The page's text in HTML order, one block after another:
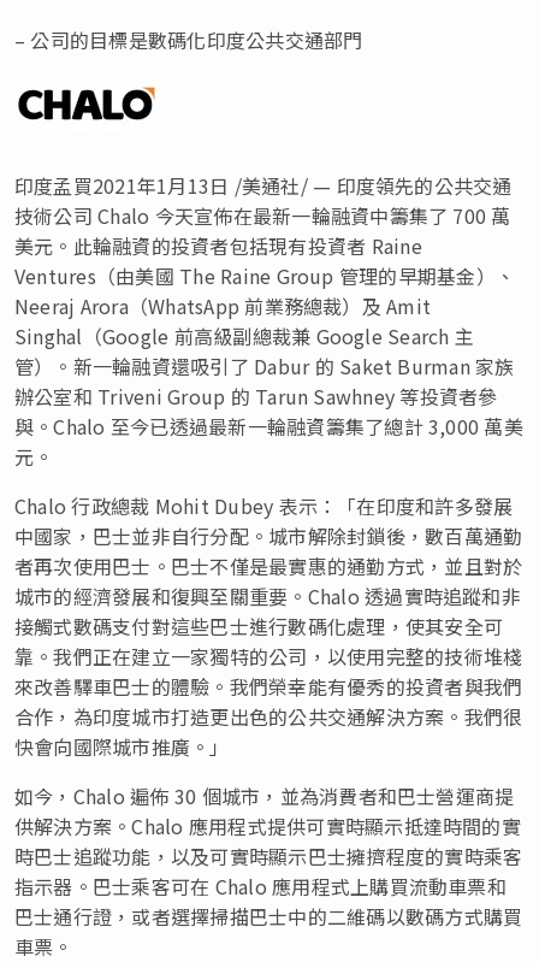
– 公司的目標是數碼化印度公共交通部門
印度孟買2021年1月13日 /美通社/ — 印度領先的公共交通
技術公司 Chalo 今天宣佈在最新一輪融資中籌集了 700 萬
美元。此輪融資的投資者包括現有投資者 Raine
Ventures（由美國 The Raine Group 管理的早期基金）、
Neeraj Arora（WhatsApp 前業務總裁）及 Amit
Singhal（Google 前高級副總裁兼 Google Search 主
管）。新一輪融資還吸引了 Dabur 的 Saket Burman 家族
辦公室和 Triveni Group 的 Tarun Sawhney 等投資者參
與。Chalo 至今已透過最新一輪融資籌集了總計 3,000 萬美
元。
Chalo 行政總裁 Mohit Dubey 表示：「在印度和許多發展
中國家，巴士並非自行分配。城市解除封鎖後，數百萬通勤
者再次使用巴士。巴士不僅是最實惠的通勤方式，並且對於
城市的經濟發展和復興至關重要。Chalo 透過實時追蹤和非
接觸式數碼支付對這些巴士進行數碼化處理，使其安全可
靠。我們正在建立一家獨特的公司，以使用完整的技術堆棧
來改善驛車巴士的體驗。我們榮幸能有優秀的投資者與我們
合作，為印度城市打造更出色的公共交通解決方案。我們很
快會向國際城市推廣。」
如今，Chalo 遍佈 30 個城市，並為消費者和巴士營運商提
供解決方案。Chalo 應用程式提供可實時顯示抵達時間的實
時巴士追蹤功能，以及可實時顯示巴士擁擠程度的實時乘客
指示器。巴士乘客可在 Chalo 應用程式上購買流動車票和
巴士通行證，或者選擇掃描巴士中的二維碼以數碼方式購買
車票。